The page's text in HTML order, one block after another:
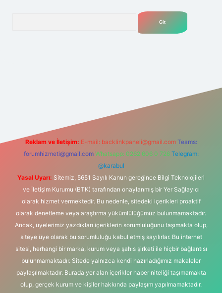
Reklam ve İletişim: E-mail: backlinkpaneli@gmail.com Teams:
forumhizmeti@gmail.com Whatsapp: 0262 606 0 726 Telegram:
@karabul
Yasal Uyarı: Sitemiz, 5651 Sayılı Kanun gereğince Bilgi Teknolojileri
ve İletişim Kurumu (BTK) tarafından onaylanmış bir Yer Sağlayıcı
olarak hizmet vermektedir. Bu nedenle, sitedeki içerikleri proaktif
olarak denetleme veya araştırma yükümlülüğümüz bulunmamaktadır.
Ancak, üyelerimiz yazdıkları içeriklerin sorumluluğunu taşımakta olup,
siteye üye olarak bu sorumluluğu kabul etmiş sayılırlar. Bu internet
sitesi, herhangi bir marka, kurum veya şahıs şirketi ile hiçbir bağlantısı
bulunmamaktadır. Sitede yalnızca kendi hazırladığımız makaleler
paylaşılmaktadır. Burada yer alan içerikler haber niteliği taşımamakta
olup, gerçek kurum ve kişiler hakkında paylaşım yapılmamaktadır.